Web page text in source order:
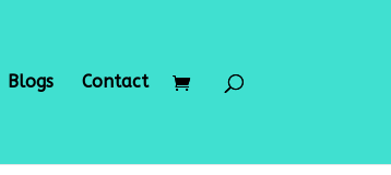
Blogs Contact